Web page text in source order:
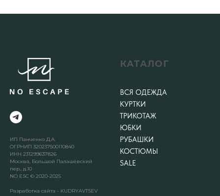
ИП Панченко Д.А.
ОГРНИП 320237500110840
ИНН 231299637826
Москва, Большой Палашёвский
пер., д.10
NO ESC © 2020-2025
Разработка сайта - KUDRYAVTSEV
КАТАЛОГ
ВСЯ ОДЕЖДА
КУРТКИ
ТРИКОТАЖ
ЮБКИ
РУБАШКИ
КОСТЮМЫ
SALE